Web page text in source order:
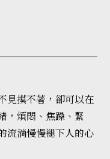
見摸不著，卻可以在
，煩悶、焦躁、緊
流淌慢慢褪下人的心